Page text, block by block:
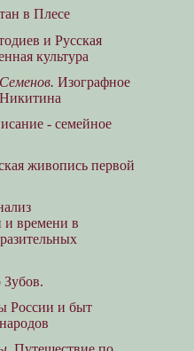
в Плесе
и Русская
культура
Изографное
- семейное
живопись первой
и времени в
России и быт